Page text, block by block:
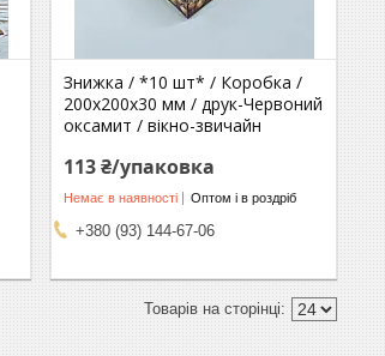
Знижка / *10 шт* / Коробка /
200х200х30 мм / друк-Червоний
оксамит / вікно-звичайн
113 ₴/упаковка
Немає в наявності Оптом і в роздріб
+380 (93) 144-67-06